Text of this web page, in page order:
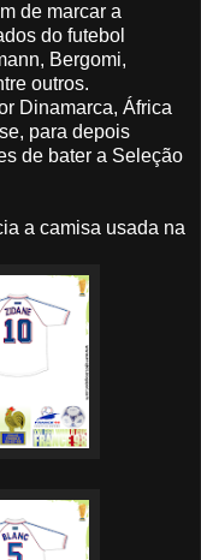
de marcar a
do futebol
Bergomi,
outros.
Dinamarca, África
para depois
de bater a Seleção
a camisa usada na